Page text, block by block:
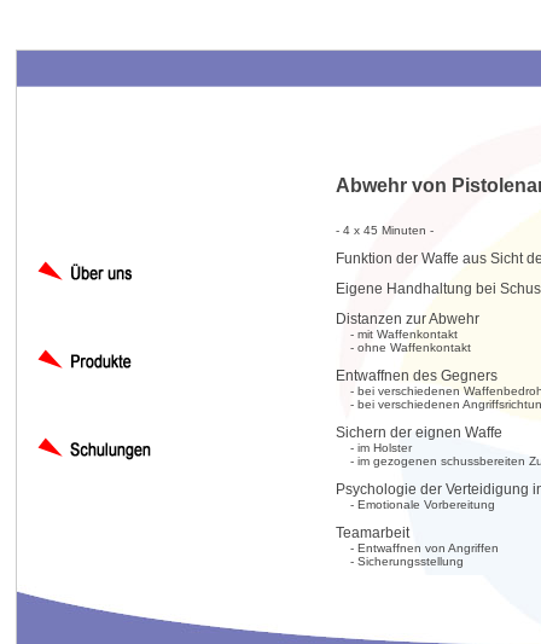
Abwehr von
- 4 x 45 Minuten -
Funktion der Waffe aus Sicht
Eigene Handhaltung bei
Distanzen zur Abwehr
- mit Waffenkontakt
- ohne Waffenkontakt
Entwaffnen des Gegners
- bei verschiedenen
- bei verschiedenen
Sichern der eignen Waffe
- im Holster
- im gezogenen schussbereiten
Psychologie der Verteidigung
- Emotionale Vorbereitung
Teamarbeit
- Entwaffnen von Angriffen
- Sicherungsstellung